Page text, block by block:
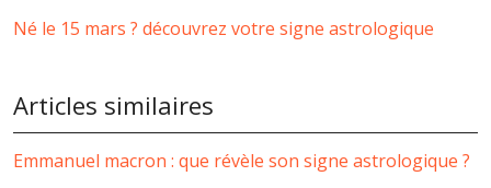
Né le 15 mars ? découvrez votre signe astrologique
Articles similaires
Emmanuel macron : que révèle son signe astrologique ?